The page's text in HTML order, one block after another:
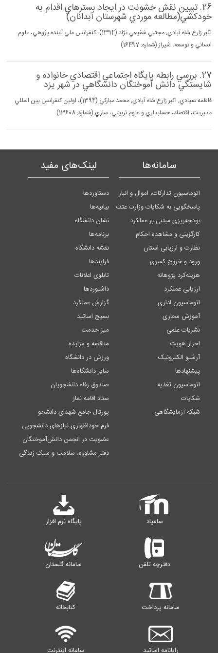
26. تبيين نقش خشونت در ايجاد بسترهاي اقدام به
خودكشي(مطالعه موردي شهرستان آبدانان)
اكبر زارع شاه آبادي, مجتبي شفيعي نژاد (1394)، كنفرانس ملي آينده پژوهي، علوم
انساني و توسعه، شيراز (شماره: 16497)
27. بررسي رابطه پايگاه اجتماعي اقتصادي خانواده و
شايستگي دانش آموختگان دانشگاهي در شهر يزد
فاطمه صيادي, اكبر زارع شاه آبادي, محمد مباركي (1394)، اولين كنفرانس بين المللي
مديريت، اقتصاد، حسابداري و علوم تربيتي، ساري (شماره: 13608)
سامانه‌ها
اتوماسیون تدارکات، اموال و انبار
پاسخگویی به شکایات وزارت عتف
بودجه‌ریزی مبتنی بر عملکرد
کارگزینی و مشاهده احکام
نظارت و ارزیابی استان
ورود و خروج کسری
هزینه‌کرد پژوهانه
ارزیابی عملکرد
اتوماسیون اداری
آموزش مجازی
نشریات علمی
احراز هویت
آرشیو الکترونیک
پیشنهادها
اتوماسیون تغذیه
شکایات
شبکه آزمایشگاهی
لینک‌های مفید
دستاوردها
بیانیه‌ها
نشان دانشگاه
برنامه‌ها
نقشه دانشگاه
فرایندها
تابلوی اعلانات
داشبوردها
گزارش عملکرد
بسیج اساتید
میز خدمت
مناقصه و مزایده
ورزش در دانشگاه
سایر دانشگاه‌ها
صندوق رفاه دانشجویان
ستاد اقامه نماز
پورتال جامع شهدای دانشجو
فرم خوداظهاری نیازهای دانشجویی
عضویت در انجمن دانش‌آموختگان
دفتر مشاوره، سلامت و سبک زندگی
سامیاد پایگاه نرم افزار
دفترچه تلفن سامانه گلستان
سامانه پرداخت کتابخانه
رایانامه اساتید سامانه اینترنت